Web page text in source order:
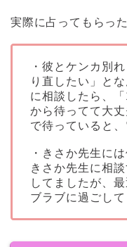
実際に占ってもらっ
・彼とケンカ別
り直したい」と
に相談したら、
から待ってて大
で待っていると
・きさか先生に
きさか先生に相
してましたが、
ブラブに過ごして